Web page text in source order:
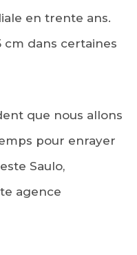
en trente ans.
cm dans certaines
que nous allons
pour enrayer
Saulo,
agence